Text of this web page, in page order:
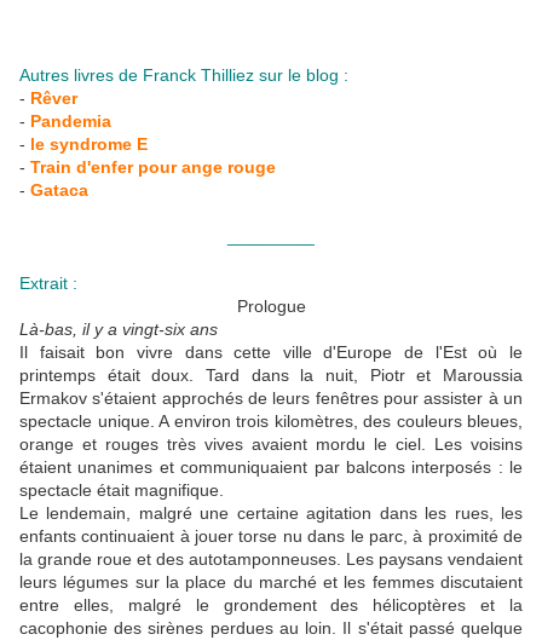
Autres livres de Franck Thilliez sur le blog :
- Rêver
- Pandemia
- le syndrome E
- Train d'enfer pour ange rouge
- Gataca
Extrait :
Prologue
Là-bas, il y a vingt-six ans
Il faisait bon vivre dans cette ville d'Europe de l'Est où le
printemps était doux. Tard dans la nuit, Piotr et Maroussia
Ermakov s'étaient approchés de leurs fenêtres pour assister à un
spectacle unique. A environ trois kilomètres, des couleurs bleues,
orange et rouges très vives avaient mordu le ciel. Les voisins
étaient unanimes et communiquaient par balcons interposés : le
spectacle était magnifique.
Le lendemain, malgré une certaine agitation dans les rues, les
enfants continuaient à jouer torse nu dans le parc, à proximité de
la grande roue et des autotamponneuses. Les paysans vendaient
leurs légumes sur la place du marché et les femmes discutaient
entre elles, malgré le grondement des hélicoptères et la
cacophonie des sirènes perdues au loin. Il s'était passé quelque